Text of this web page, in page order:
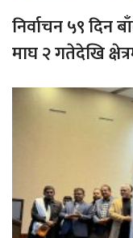
निर्वाचन ५९ दिन
माघ २ गतेदेखि